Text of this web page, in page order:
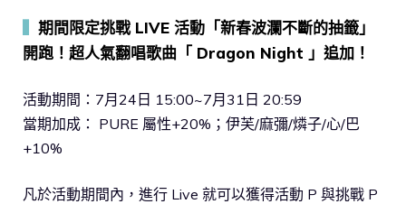
期間限定挑戰 LIVE 活動「新春波瀾不斷的抽籤」
開跑！超人氣翻唱歌曲「 Dragon Night 」追加！
活動期間：7月24日 15:00~7月31日 20:59
當期加成： PURE 屬性+20%；伊芙/麻彌/燐子/心/巴
+10%
凡於活動期間內，進行 Live 就可以獲得活動 P 與挑戰 P